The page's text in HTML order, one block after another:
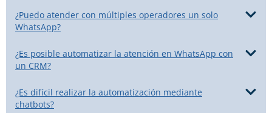
¿Puedo atender con múltiples operadores un solo
WhatsApp?
¿Es posible automatizar la atención en WhatsApp con
un CRM?
¿Es difícil realizar la automatización mediante
chatbots?